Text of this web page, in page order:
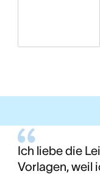
Ich liebe die
Vorlagen, weil